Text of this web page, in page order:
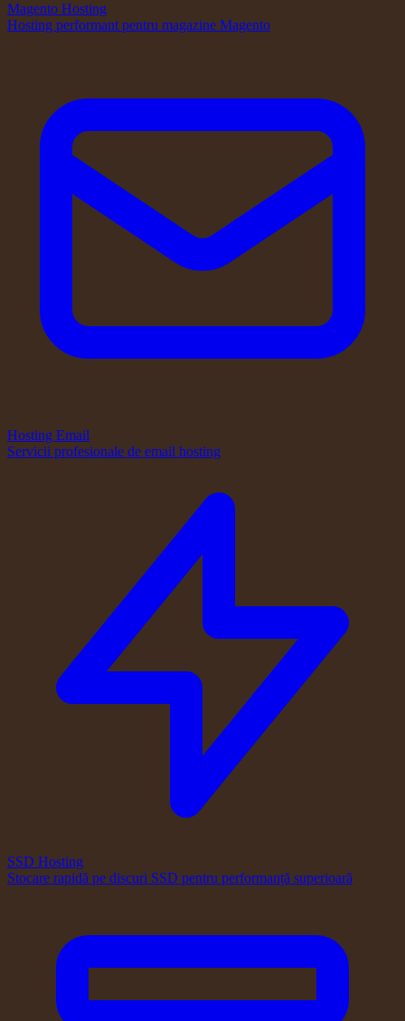
Magento Hosting
Hosting performant pentru magazine Magento
Hosting Email
Servicii profesionale de email hosting
SSD Hosting
Stocare rapidă pe discuri SSD pentru performanță superioară